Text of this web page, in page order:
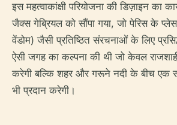
इस महत्वाकांक्षी परियोजना की डिज़ाइन का
जैक्स गेब्रियल को सौंपा गया, जो पेरिस के
वेंडोम) जैसी प्रतिष्ठित संरचनाओं के लिए
ऐसी जगह का कल्पना की थी जो केवल
करेगी बल्कि शहर और गरूने नदी के बीच एक
भी प्रदान करेगी।